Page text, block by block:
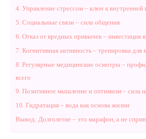
4. Управление стрессом – ключ к внутренней
5. Социальные связи – сила общения
6. Отказ от вредных привычек – инвестиция
7. Когнитивная активность – тренировка для
8. Регулярные медицинские осмотры –
всего
9. Позитивное мышление и оптимизм – сила
10. Гидратация – вода как основа жизни
Вывод: Долголетие – это марафон, а не